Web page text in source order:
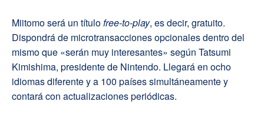
Miitomo será un títulofree-to-play, es decir, gratuito.
Dispondrá de microtransacciones opcionales dentro del
mismo que «serán muy interesantes» según Tatsumi
Kimishima, presidente de Nintendo. Llegará en ocho
idiomas diferente y a 100 países simultáneamente y
contará con actualizaciones periódicas.